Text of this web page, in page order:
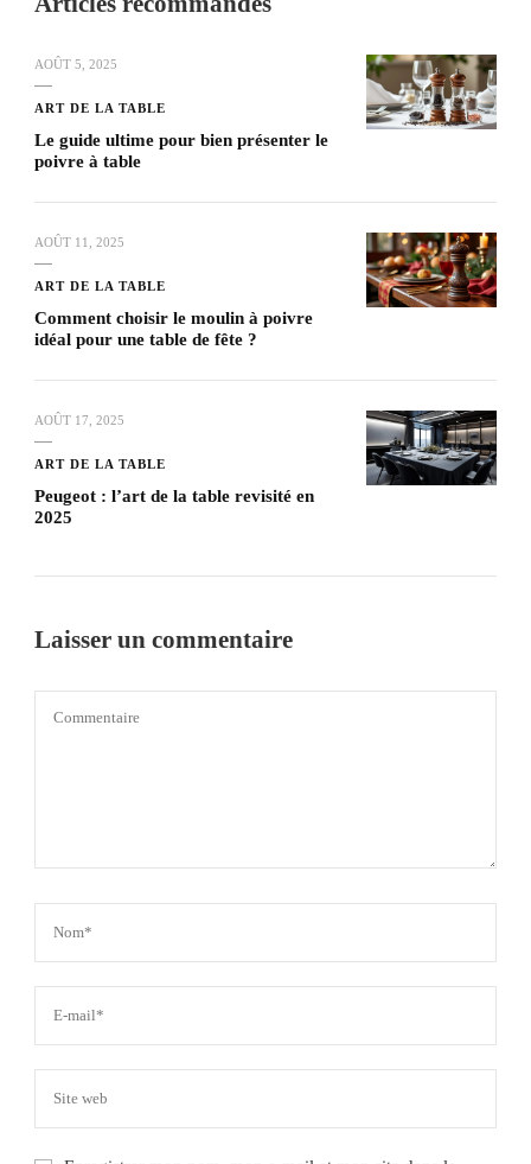
AOÛT 5, 2025
ART DE LA TABLE
Le guide ultime pour bien présenter le
poivre à table
AOÛT 11, 2025
ART DE LA TABLE
Comment choisir le moulin à poivre
idéal pour une table de fête ?
AOÛT 17, 2025
ART DE LA TABLE
Peugeot : l’art de la table revisité en
2025
Laisser un commentaire